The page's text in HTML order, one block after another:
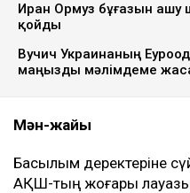
Иран Ормуз бұғазын ашу
қойды
Вучич Украинаның
маңызды мәлімдеме
Мән-жайы
Басылым деректеріне
АҚШ-тың жоғары